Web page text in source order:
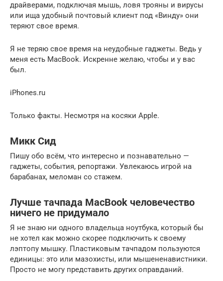
драйверами, подключая мышь, ловя трояны и вирусы
или ища удобный почтовый клиент под «Винду» они
теряют свое время.
Я не теряю свое время на неудобные гаджеты. Ведь у
меня есть MacBook. Искренне желаю, чтобы и у вас
был.
iPhones.ru
Только факты. Несмотря на косяки Apple.
Микк Сид
Пишу обо всём, что интересно и познавательно —
гаджеты, события, репортажи. Увлекаюсь игрой на
барабанах, меломан со стажем.
Лучше тачпада MacBook человечество
ничего не придумало
Я не знаю ни одного владельца ноутбука, который бы
не хотел как можно скорее подключить к своему
лэптопу мышку. Пластиковым тачпадом пользуются
единицы: это или мазохисты, или мышененавистники.
Просто не могу представить других оправданий.